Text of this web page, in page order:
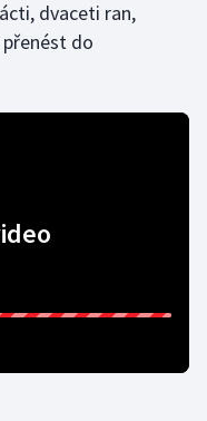
dvaceti ran,
do